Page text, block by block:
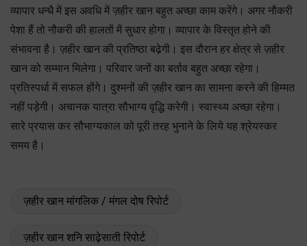
व्यापार धन्धै में इस अवधि में ज़हीर खान बहुत अच्छा काम करेंगे। अगर नौकरी
पेशा हैं तो नौकरी की हालतों में सुधार होगा। व्यापार के विस्तृत होने की
संभावना है। ज़हीर खान की प्रतिष्ठा बढे़गी। इस दौरान हर क्षेत्र से ज़हीर
खान को सम्मान मिलेगा। परिवार जनों का बर्ताव बहुत अच्छा रहेगा।
प्रतिस्पर्धा में सफल होंगे। दुश्मनों की ज़हीर खान का सामना करने की हिम्मत
नहीं पड़ेगी। अचानक यात्रा सौभाग्य वृद्धि करेगी। स्वास्थ्य अच्छा रहेगा।
सारे प्रयास कर सौभाग्यकाल को पूरी तरह भुनाने के लिये यह श्रेयस्कर
समय है।
ज़हीर खान मांगलिक / मंगल दोष रिपोर्ट
ज़हीर खान शनि साढ़ेसाती रिपोर्ट